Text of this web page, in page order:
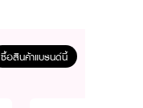
ซื้อสินค้าแบรนด์นี้